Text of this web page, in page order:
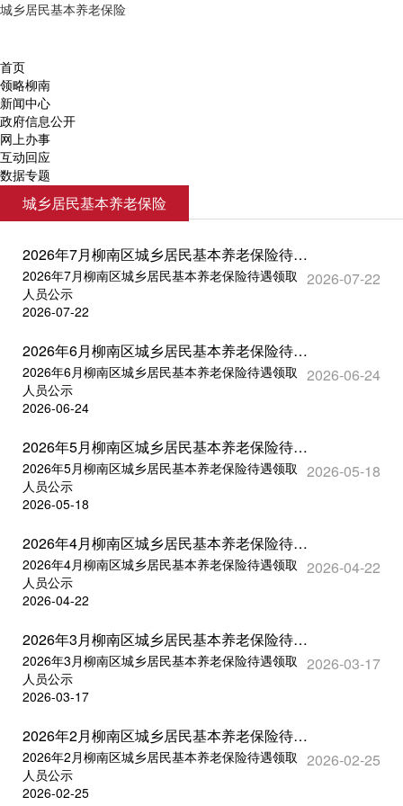
城乡居民基本养老保险
首页
领略柳南
新闻中心
政府信息公开
网上办事
互动回应
数据专题
城乡居民基本养老保险
2026年7月柳南区城乡居民基本养老保险待遇领取人员公示
2026-07-22
2026年7月柳南区城乡居民基本养老保险待遇领取
人员公示
2026-07-22
2026年6月柳南区城乡居民基本养老保险待遇领取人员公示
2026-06-24
2026年6月柳南区城乡居民基本养老保险待遇领取
人员公示
2026-06-24
2026年5月柳南区城乡居民基本养老保险待遇领取人员公示
2026-05-18
2026年5月柳南区城乡居民基本养老保险待遇领取
人员公示
2026-05-18
2026年4月柳南区城乡居民基本养老保险待遇领取人员公示
2026-04-22
2026年4月柳南区城乡居民基本养老保险待遇领取
人员公示
2026-04-22
2026年3月柳南区城乡居民基本养老保险待遇领取人员公示
2026-03-17
2026年3月柳南区城乡居民基本养老保险待遇领取
人员公示
2026-03-17
2026年2月柳南区城乡居民基本养老保险待遇领取人员公示
2026-02-25
2026年2月柳南区城乡居民基本养老保险待遇领取
人员公示
2026-02-25